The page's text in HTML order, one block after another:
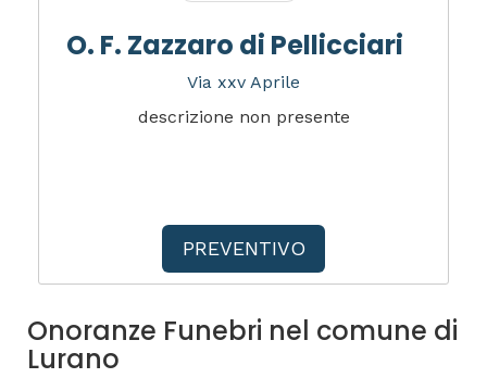
O. F. Zazzaro di Pellicciari
Via xxv Aprile
descrizione non presente
PREVENTIVO
Onoranze Funebri nel comune di
Lurano